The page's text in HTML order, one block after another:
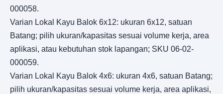
000058.
Varian Lokal Kayu Balok 6x12: ukuran 6x12, satuan
Batang; pilih ukuran/kapasitas sesuai volume kerja, area
aplikasi, atau kebutuhan stok lapangan; SKU 06-02-
000059.
Varian Lokal Kayu Balok 4x6: ukuran 4x6, satuan Batang;
pilih ukuran/kapasitas sesuai volume kerja, area aplikasi,